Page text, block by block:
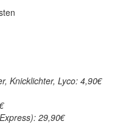
Knicklichter, Lyco: 4,90€
29,90€